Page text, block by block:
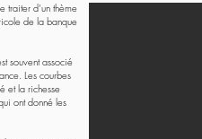
traiter d’un thème
de la banque
souvent associé
Les courbes
et la richesse
ont donné les